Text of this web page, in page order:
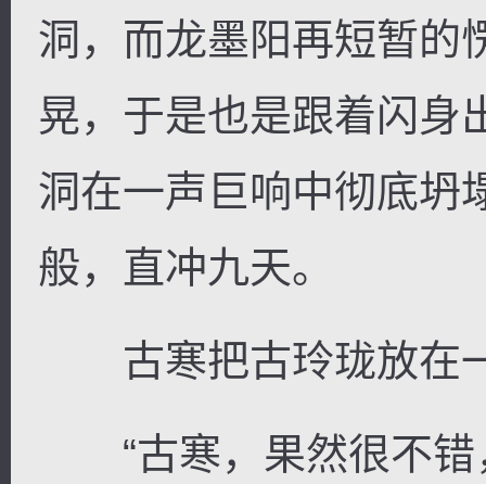
洞，而龙墨阳再短暂的
晃，于是也是跟着闪身
洞在一声巨响中彻底坍
般，直冲九天。
古寒把古玲珑放在
“古寒，果然很不错